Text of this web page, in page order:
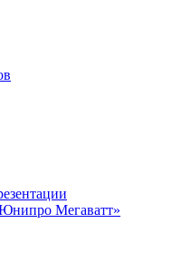
Мегаватт»